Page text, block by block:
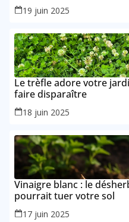
19 juin 2025
Le trèfle adore votre
faire disparaître
18 juin 2025
Vinaigre blanc : le
pourrait tuer votre sol
17 juin 2025